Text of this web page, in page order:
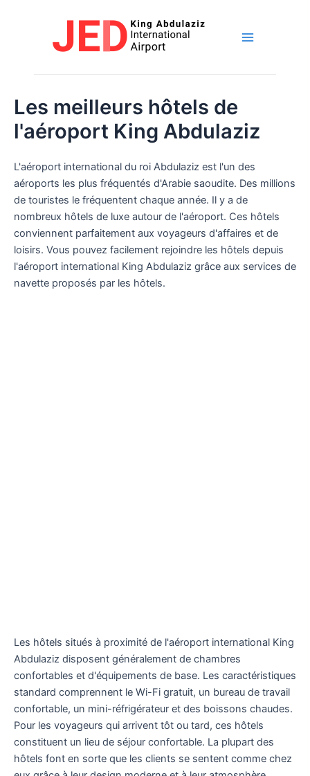
Les meilleurs hôtels de
l'aéroport King Abdulaziz
L'aéroport international du roi Abdulaziz est l'un des
aéroports les plus fréquentés d'Arabie saoudite. Des millions
de touristes le fréquentent chaque année. Il y a de
nombreux hôtels de luxe autour de l'aéroport. Ces hôtels
conviennent parfaitement aux voyageurs d'affaires et de
loisirs. Vous pouvez facilement rejoindre les hôtels depuis
l'aéroport international King Abdulaziz grâce aux services de
navette proposés par les hôtels.
Les hôtels situés à proximité de l'aéroport international King
Abdulaziz disposent généralement de chambres
confortables et d'équipements de base. Les caractéristiques
standard comprennent le Wi-Fi gratuit, un bureau de travail
confortable, un mini-réfrigérateur et des boissons chaudes.
Pour les voyageurs qui arrivent tôt ou tard, ces hôtels
constituent un lieu de séjour confortable. La plupart des
hôtels font en sorte que les clients se sentent comme chez